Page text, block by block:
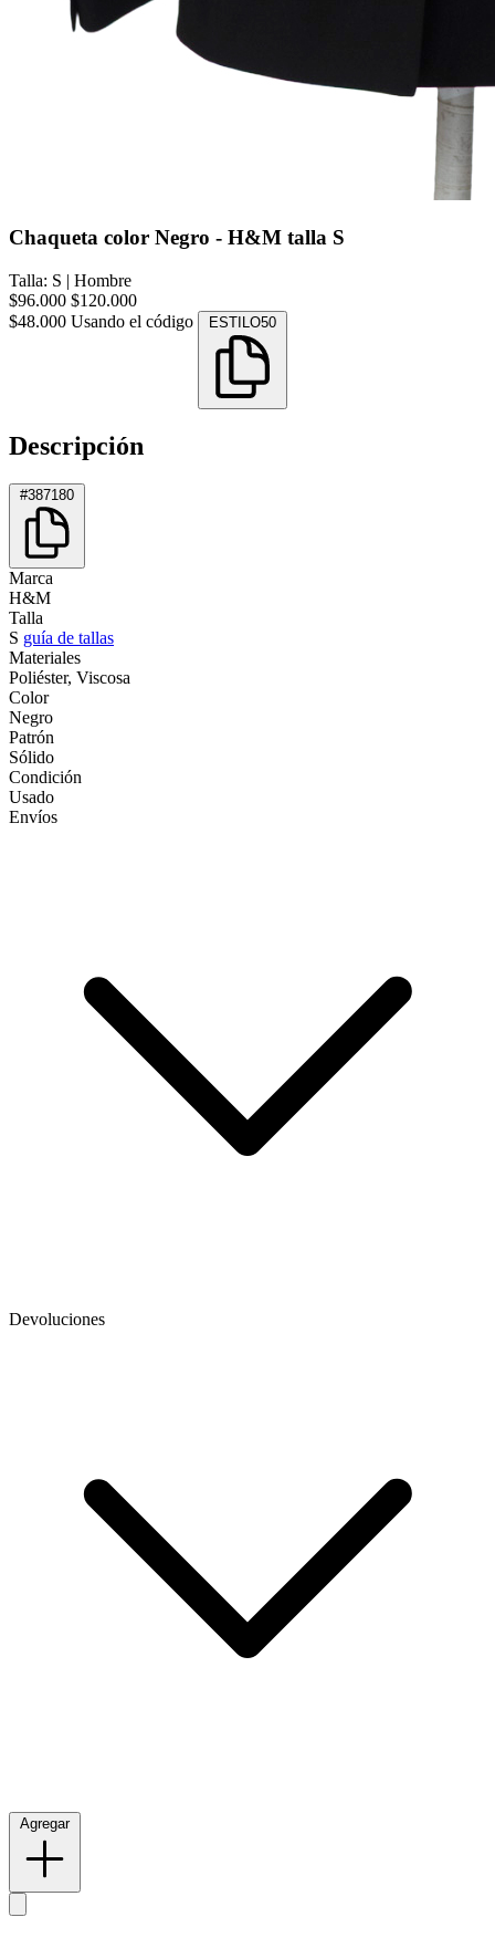
Chaqueta color Negro - H&M talla S
Talla: S | Hombre
$96.000 $120.000
$48.000 Usando el código ESTILO50
Descripción
#387180
Marca
H&M
Talla
S guía de tallas
Materiales
Poliéster, Viscosa
Color
Negro
Patrón
Sólido
Condición
Usado
Envíos
Devoluciones
Agregar